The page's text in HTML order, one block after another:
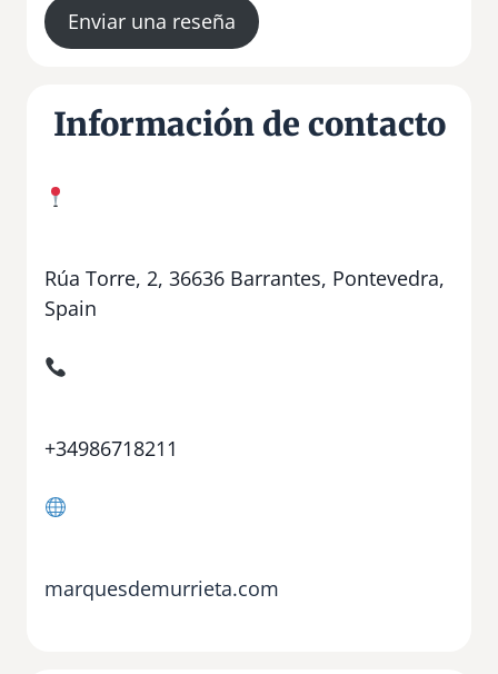
Enviar una reseña
Información de contacto
Rúa Torre, 2, 36636 Barrantes, Pontevedra,
Spain
+34986718211
marquesdemurrieta.com